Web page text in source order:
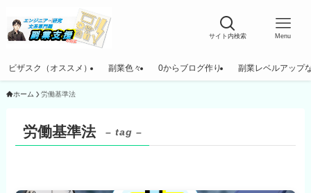
サイト内検索 Menu
ビザスク（オススメ） 副業色々 0からブログ作り 副業レベルアップ
ホーム 労働基準法
労働基準法 – tag –